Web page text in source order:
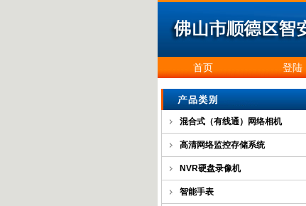
首页 登陆
混合式（有线通）网络相机
高清网络监控存储系统
NVR硬盘录像机
智能手表